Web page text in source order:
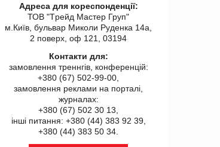
Адреса для кореспонденції:
ТОВ "Tрейд Мастер Груп"
м.Київ, бульвар Миколи Руденка 14а,
2 поверх, оф 121, 03194
Контакти для:
замовлення треннгів, конференцій:
+380 (67) 502-99-00,
замовлення реклами на порталі,
журналах:
+380 (67) 502 30 13,
інші питання: +380 (44) 383 92 39,
+380 (44) 383 50 34.